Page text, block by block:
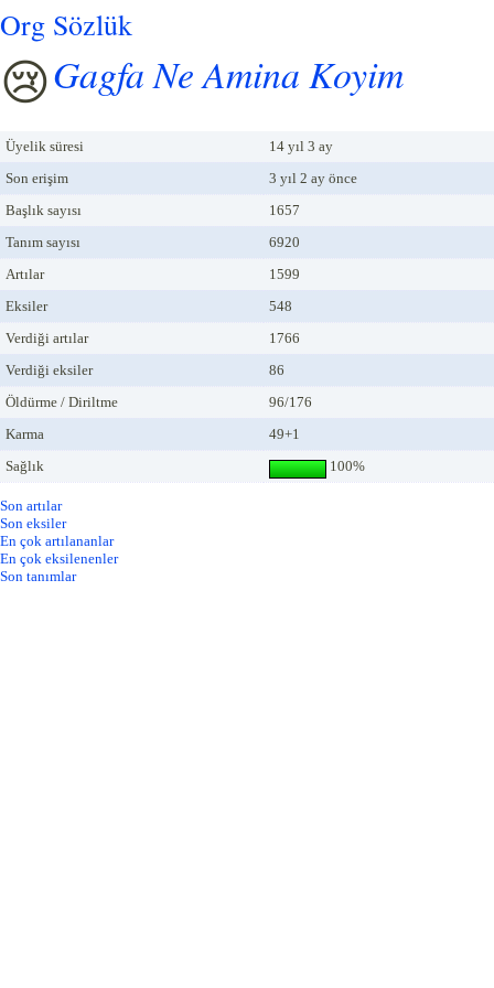
Org Sözlük
Gagfa Ne Amina Koyim
Üyelik süresi
14 yıl 3 ay
Son erişim
3 yıl 2 ay önce
Başlık sayısı
1657
Tanım sayısı
6920
Artılar
1599
Eksiler
548
Verdiği artılar
1766
Verdiği eksiler
86
Öldürme / Diriltme
96/176
Karma
49+1
Sağlık
100%
Son artılar
Son eksiler
En çok artılananlar
En çok eksilenenler
Son tanımlar